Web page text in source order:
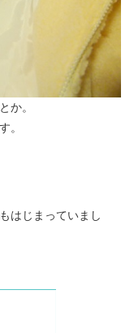
か。
。
はじまっていまし